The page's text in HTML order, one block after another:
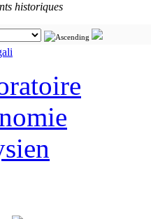
historiques